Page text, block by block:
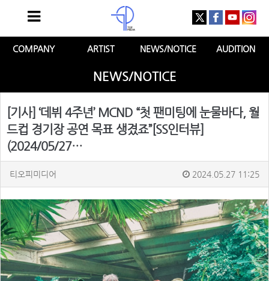
COMPANY ARTIST NEWS/NOTICE AUDITION
NEWS/NOTICE
[기사] ‘데뷔 4주년’ MCND “첫 팬미팅에 눈물바다, 월
드컵 경기장 공연 목표 생겼죠”[SS인터뷰]
(2024/05/27…
티오피미디어 2024.05.27 11:25